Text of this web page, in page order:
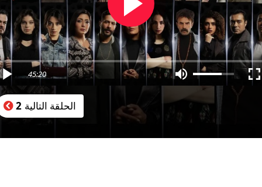
45:20
الحلقة التالية 2